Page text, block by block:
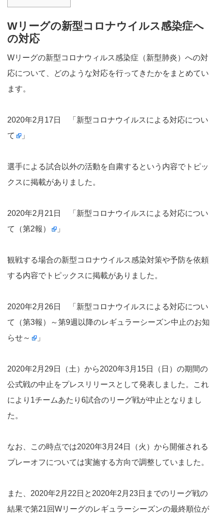
Wリーグの新型コロナウイルス感染症へ
の対応
Wリーグの新型コロナウィルス感染症（新型肺炎）への対
応について、どのような対応を行ってきたかをまとめてい
ます。
2020年2月17日 「 新型コロナウイルスによる対応につい
て
」
選手による試合以外の活動を自粛するという内容でトピッ
クスに掲載がありました。
2020年2月21日 「 新型コロナウイルスによる対応につい
て（第2報）
」
観戦する場合の新型コロナウイルス感染対策や予防を依頼
する内容でトピックスに掲載がありました。
2020年2月26日 「 新型コロナウイルスによる対応につい
て（第3報）～第9週以降のレギュラーシーズン中止のお知
らせ～
」
2020年2月29日（土）から2020年3月15日（日）の期間の
公式戦の中止をプレスリリースとして発表しました。これ
により1チームあたり6試合のリーグ戦が中止となりまし
た。
なお、この時点では2020年3月24日（火）から開催される
プレーオフについては実施する方向で調整していました。
また、2020年2月22日と2020年2月23日までのリーグ戦の
結果で第21回Wリーグのレギュラーシーズンの最終順位が